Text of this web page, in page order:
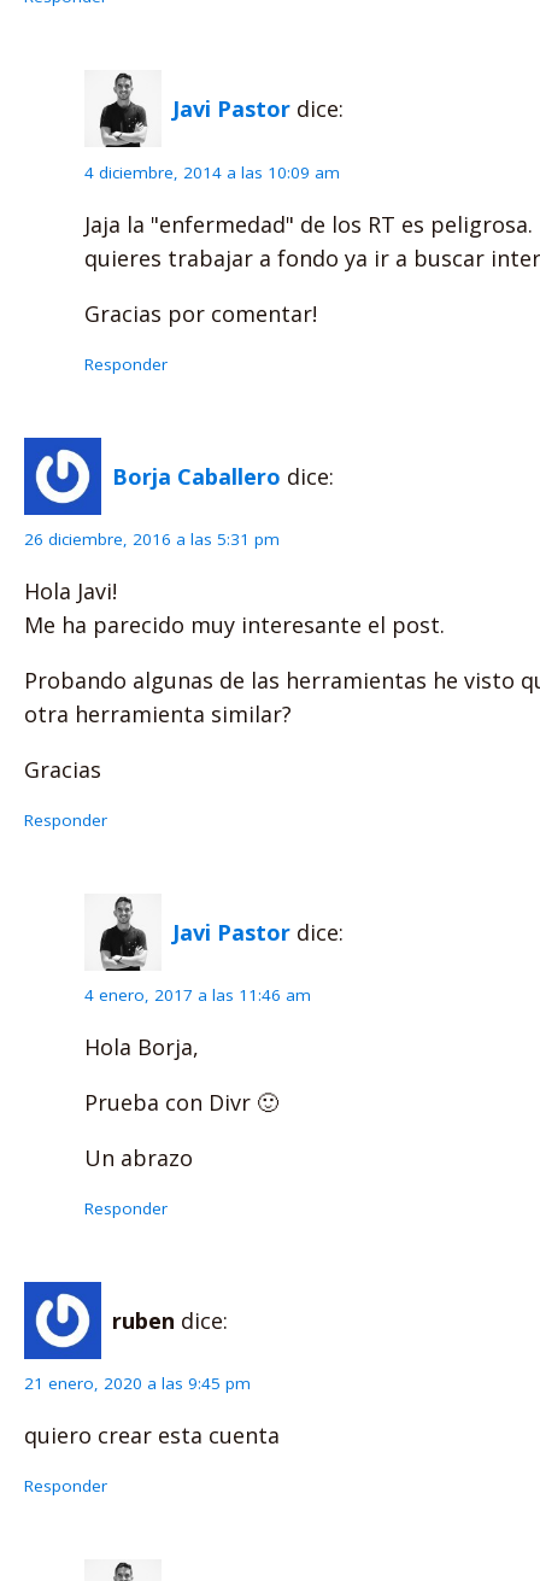
Javi Pastor dice:
4 diciembre, 2014 a las 10:09 am
Jaja la "enfermedad" de los RT es
quieres trabajar a fondo ya ir a buscar
Gracias por comentar!
Responder
Borja Caballero dice:
26 diciembre, 2016 a las 5:31 pm
Hola Javi!
Me ha parecido muy interesante el post.
Probando algunas de las herramientas he visto
otra herramienta similar?
Gracias
Responder
Javi Pastor dice:
4 enero, 2017 a las 11:46 am
Hola Borja,
Prueba con Divr 🙂
Un abrazo
Responder
ruben dice:
21 enero, 2020 a las 9:45 pm
quiero crear esta cuenta
Responder